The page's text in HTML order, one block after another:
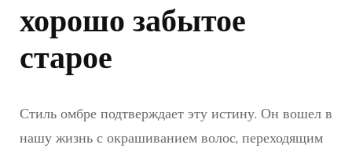
хорошо забытое
старое
Стиль омбре подтверждает эту истину. Он вошел в
нашу жизнь с окрашиванием волос, переходящим